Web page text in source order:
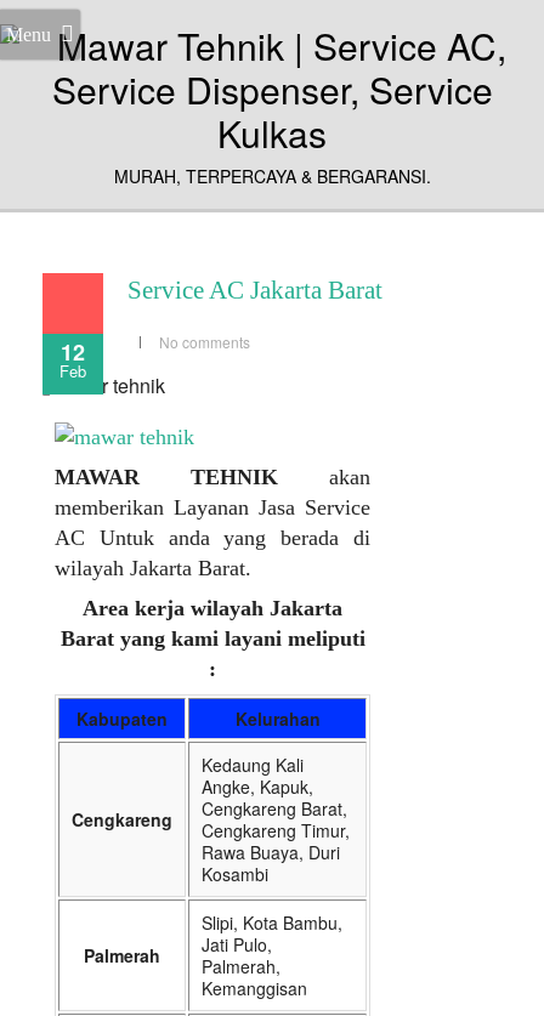
Menu
MURAH, TERPERCAYA & BERGARANSI.
12
Feb
Service AC Jakarta Barat
No comments
MAWAR TEHNIK akan
memberikan Layanan Jasa Service
AC Untuk anda yang berada di
wilayah Jakarta Barat.
Area kerja wilayah Jakarta
Barat yang kami layani meliputi
:
Kabupaten Kelurahan
Cengkareng
Kedaung Kali
Angke, Kapuk,
Cengkareng Barat,
Cengkareng Timur,
Rawa Buaya, Duri
Kosambi
Palmerah
Slipi, Kota Bambu,
Jati Pulo,
Palmerah,
Kemanggisan